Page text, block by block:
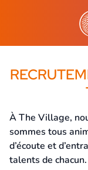
À The Village,
sommes tous
d’écoute et
talents de chacun.